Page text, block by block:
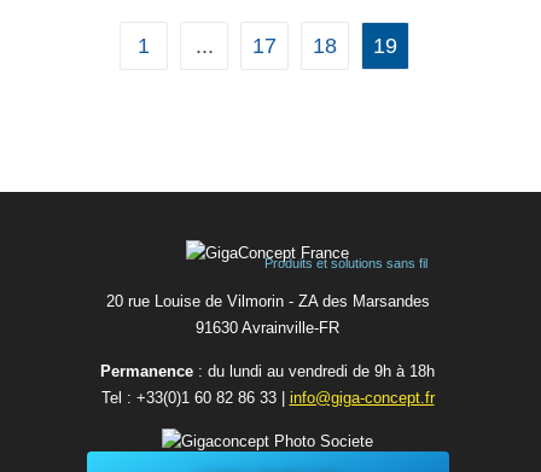
1 ... 17 18 19
Produits et solutions sans fil
20 rue Louise de Vilmorin - ZA des Marsandes
91630 Avrainvilleㅤ-ㅤFR
Permanence : du lundi au vendredi de 9h à 18h
Tel : +33(0)1 60 82 86 33| info@giga-concept.fr